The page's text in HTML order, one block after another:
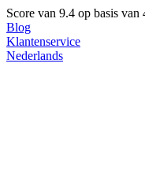
Score van 9.4 op basis van
Blog
Klantenservice
Nederlands